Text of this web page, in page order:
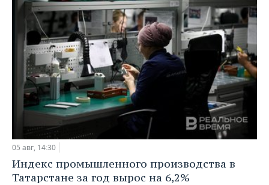
05 авг, 14:30
Индекс промышленного производства в
Татарстане за год вырос на 6,2%